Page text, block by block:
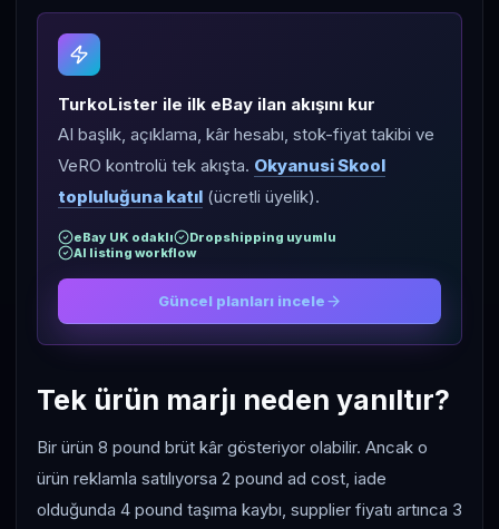
TurkoLister ile ilk eBay ilan akışını kur
AI başlık, açıklama, kâr hesabı, stok-fiyat takibi ve
VeRO kontrolü tek akışta. Okyanusi Skool
topluluğuna katıl (ücretli üyelik).
eBay UK odaklı
Dropshipping uyumlu
AI listing workflow
Güncel planları incele
Tek ürün marjı neden yanıltır?
Bir ürün 8 pound brüt kâr gösteriyor olabilir. Ancak o
ürün reklamla satılıyorsa 2 pound ad cost, iade
olduğunda 4 pound taşıma kaybı, supplier fiyatı artınca 3